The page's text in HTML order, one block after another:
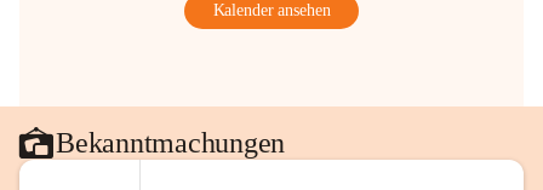
Kalender ansehen
Bekanntmachungen